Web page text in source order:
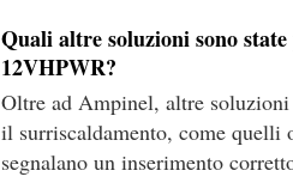
Quali altre soluzioni sono
12VHPWR?
Oltre ad Ampinel, altre
il surriscaldamento, come
segnalano un inserimento